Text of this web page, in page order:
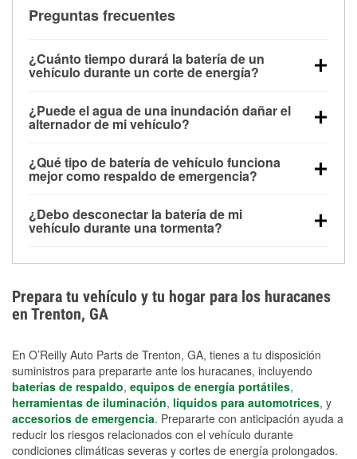
Preguntas frecuentes
¿Cuánto tiempo durará la batería de un
vehículo durante un corte de energía?
alimentar pequeños accesorios durante un tiempo
limitado, pero el uso repetido sin conducir el vehículo
contar con un equipo de carga de respaldo para
cortes prolongados.
¿Puede el agua de una inundación dañar el
alternador de mi vehículo?
parte baja del compartimento del motor y pueden
dañarse si se sumergen, lo que puede provocar una
días después de la exposición.
¿Qué tipo de batería de vehículo funciona
mejor como respaldo de emergencia?
para aplicaciones de ciclo profundo porque son
selladas, resistentes a las vibraciones y más
¿Debo desconectar la batería de mi
vehículo durante una tormenta?
los daños por inundación. Evitar el agua estancada y
preparar opciones de carga de respaldo son
medidas de protección más efectivas.
Prepara tu vehículo y tu hogar para los huracanes
en Trenton, GA
En O’Reilly Auto Parts de Trenton, GA, tienes a tu disposición
suministros para prepararte ante los huracanes, incluyendo
baterías de respaldo, equipos de energía portátiles,
herramientas de iluminación, líquidos para automotrices, y
accesorios de emergencia. Prepararte con anticipación ayuda a
reducir los riesgos relacionados con el vehículo durante
condiciones climáticas severas y cortes de energía prolongados.